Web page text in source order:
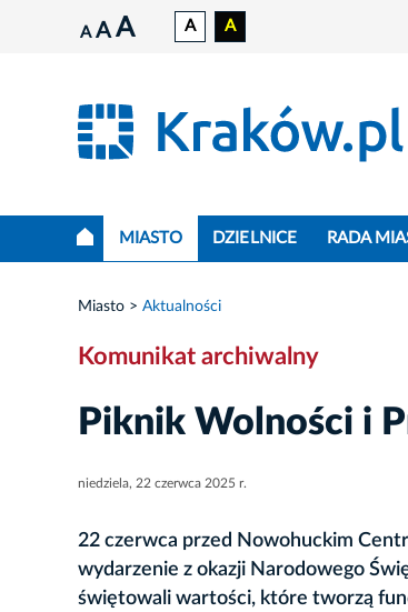
A A A A A
MIASTO DZIELNICE RADA
Miasto Aktualności
Komunikat archiwalny
Piknik Wolności i
niedziela, 22 czerwca 2025 r.
22 czerwca przed Nowohuckim
wydarzenie z okazji Narodowego
świętowali wartości, które tworzą